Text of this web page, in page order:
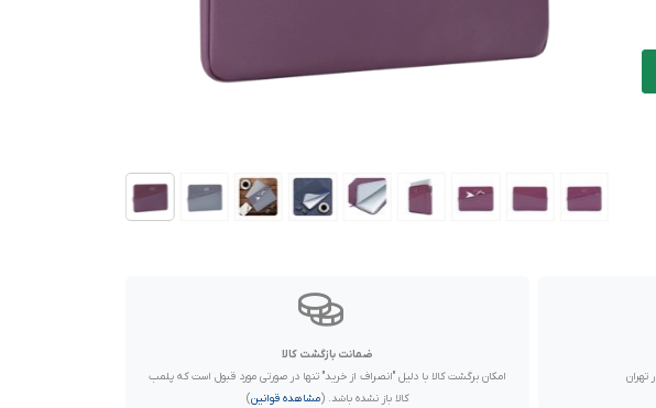
ضمانت بازگشت کالا
امکان برگشت کالا با دلیل "انصراف از خرید" تنها در صورتی مورد قبول است که پلمب
کالا باز نشده باشد. (مشاهده قوانین)